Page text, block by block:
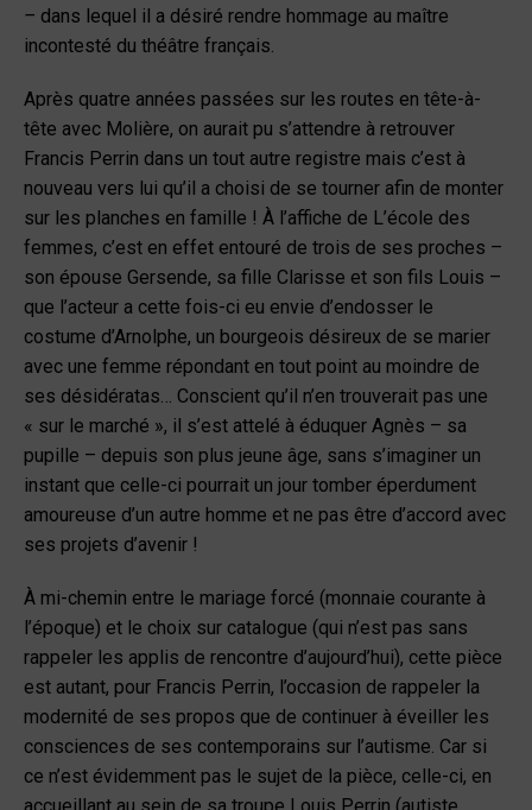
– dans lequel il a désiré rendre hommage au maître
incontesté du théâtre français.
Après quatre années passées sur les routes en tête-à-
tête avec Molière, on aurait pu s’attendre à retrouver
Francis Perrin dans un tout autre registre mais c’est à
nouveau vers lui qu’il a choisi de se tourner afin de monter
sur les planches en famille ! À l’affiche de L’école des
femmes, c’est en effet entouré de trois de ses proches –
son épouse Gersende, sa fille Clarisse et son fils Louis –
que l’acteur a cette fois-ci eu envie d’endosser le
costume d’Arnolphe, un bourgeois désireux de se marier
avec une femme répondant en tout point au moindre de
ses désidératas… Conscient qu’il n’en trouverait pas une
« sur le marché », il s’est attelé à éduquer Agnès – sa
pupille – depuis son plus jeune âge, sans s’imaginer un
instant que celle-ci pourrait un jour tomber éperdument
amoureuse d’un autre homme et ne pas être d’accord avec
ses projets d’avenir !
À mi-chemin entre le mariage forcé (monnaie courante à
l’époque) et le choix sur catalogue (qui n’est pas sans
rappeler les applis de rencontre d’aujourd’hui), cette pièce
est autant, pour Francis Perrin, l’occasion de rappeler la
modernité de ses propos que de continuer à éveiller les
consciences de ses contemporains sur l’autisme. Car si
ce n’est évidemment pas le sujet de la pièce, celle-ci, en